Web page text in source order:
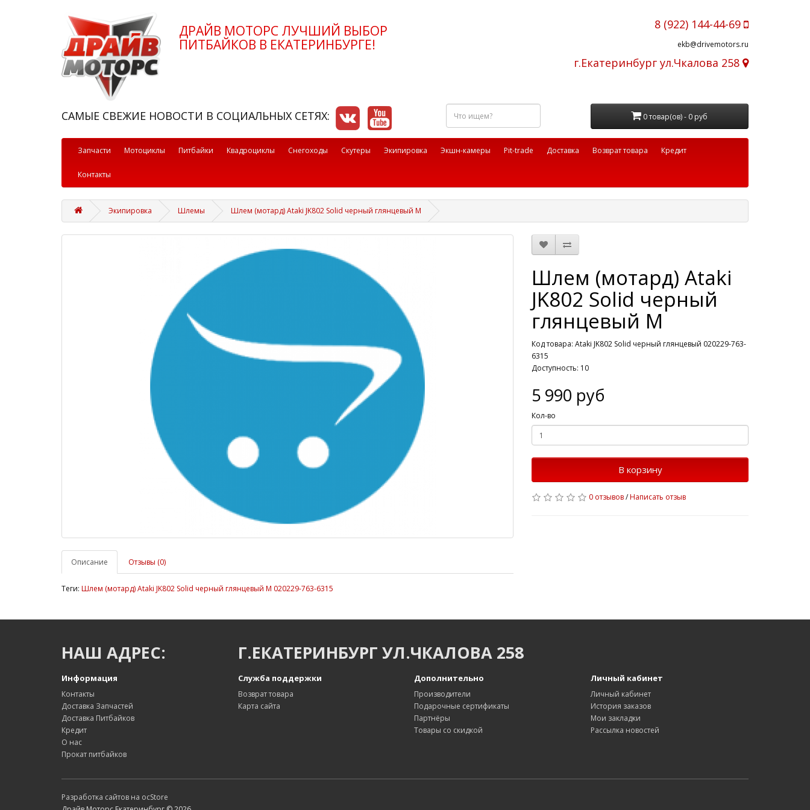
ДРАЙВ МОТОРС ЛУЧШИЙ ВЫБОР
ПИТБАЙКОВ В ЕКАТЕРИНБУРГЕ!
8 (922) 144-44-69
ekb@drivemotors.ru
г.Екатеринбург ул.Чкалова 258
САМЫЕ СВЕЖИЕ НОВОСТИ В СОЦИАЛЬНЫХ СЕТЯХ:
Что
ищем?
0 товар(ов) - 0 руб
Запчасти Мотоциклы Питбайки Квадроциклы Снегоходы Скутеры Экипировка Экшн-камеры Pit-trade Доставка Возврат товара Кредит
Контакты
Экипировка Шлемы Шлем (мотард) Ataki JK802 Solid черный глянцевый M
Описание Отзывы (0)
Шлем (мотард) Ataki
JK802 Solid черный
глянцевый M
Код товара: Ataki JK802 Solid черный глянцевый 020229-763-
6315
Доступность: 10
5 990 руб
Кол-во
В корзину
0 отзывов/Написать отзыв
Теги: Шлем (мотард) Ataki JK802 Solid черный глянцевый M 020229-763-6315
НАШ АДРЕС: Г.ЕКАТЕРИНБУРГ УЛ.ЧКАЛОВА 258
Информация
Контакты
Доставка Запчастей
Доставка Питбайков
Кредит
О нас
Прокат питбайков
Служба поддержки
Возврат товара
Карта сайта
Дополнительно
Производители
Подарочные сертификаты
Партнёры
Товары со скидкой
Личный кабинет
Личный кабинет
История заказов
Мои закладки
Рассылка новостей
Разработка сайтов на ocStore